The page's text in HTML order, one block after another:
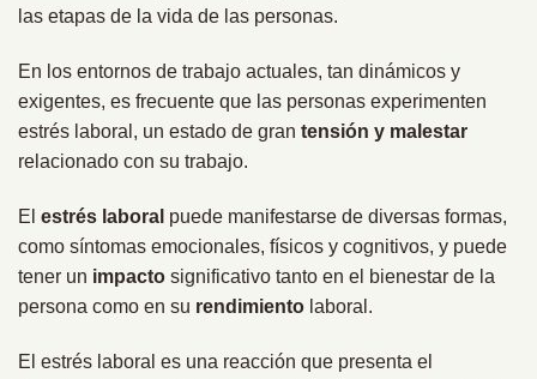
las etapas de la vida de las personas.
En los entornos de trabajo actuales, tan dinámicos y
exigentes, es frecuente que las personas experimenten
estrés laboral, un estado de gran tensión y malestar
relacionado con su trabajo.
El estrés laboral puede manifestarse de diversas formas,
como síntomas emocionales, físicos y cognitivos, y puede
tener un impacto significativo tanto en el bienestar de la
persona como en su rendimiento laboral.
El estrés laboral es una reacción que presenta el